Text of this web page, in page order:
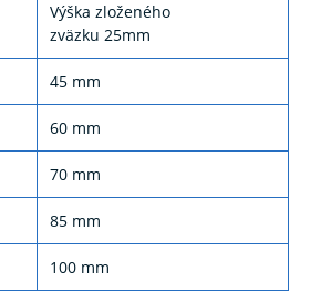
Výška zloženého
zväzku 25mm
45 mm
60 mm
70 mm
85 mm
100 mm